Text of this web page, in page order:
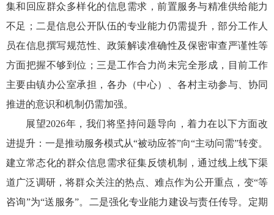
集和回应群众多样化的信息需求，前置服务与精准供给能力
不足；二是信息公开队伍的专业能力仍需提升，部分工作人
员在信息撰写规范性、政策解读准确性及保密审查严谨性等
方面把握不够到位；三是工作合力尚未完全形成，目前工作
主要由镇办公室承担，各办（中心）、各村主动参与、协同
推进的意识和机制仍需加强。
展望2026年，我们将坚持问题导向，着力在以下方面改
进提升：一是推动服务模式从“被动应答”向“主动问需”转变。
建立常态化的群众信息需求征集反馈机制，通过线上线下渠
道广泛调研，将群众关注的热点、难点作为公开重点，变“等
咨询”为“送服务”。二是强化专业能力建设与责任传导。定期